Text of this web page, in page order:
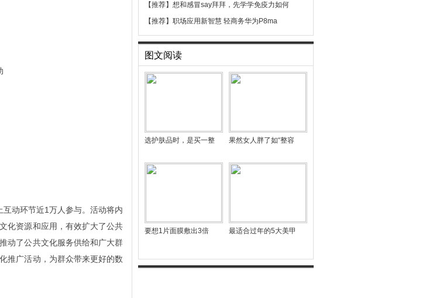
动环节近1万人参与。活动将内
化资源和应用，有效扩大了公共
动了公共文化服务供给和广大群
推广活动，为群众带来更好的数
【推荐】 想和感冒say拜拜，先学学免疫力如何
【推荐】 职场应用新智慧 轻商务华为P8ma
图文阅读
选护肤品时，是买一整 果然女人胖了如“整容
要想1片面膜敷出3倍 最适合过年的5大美甲